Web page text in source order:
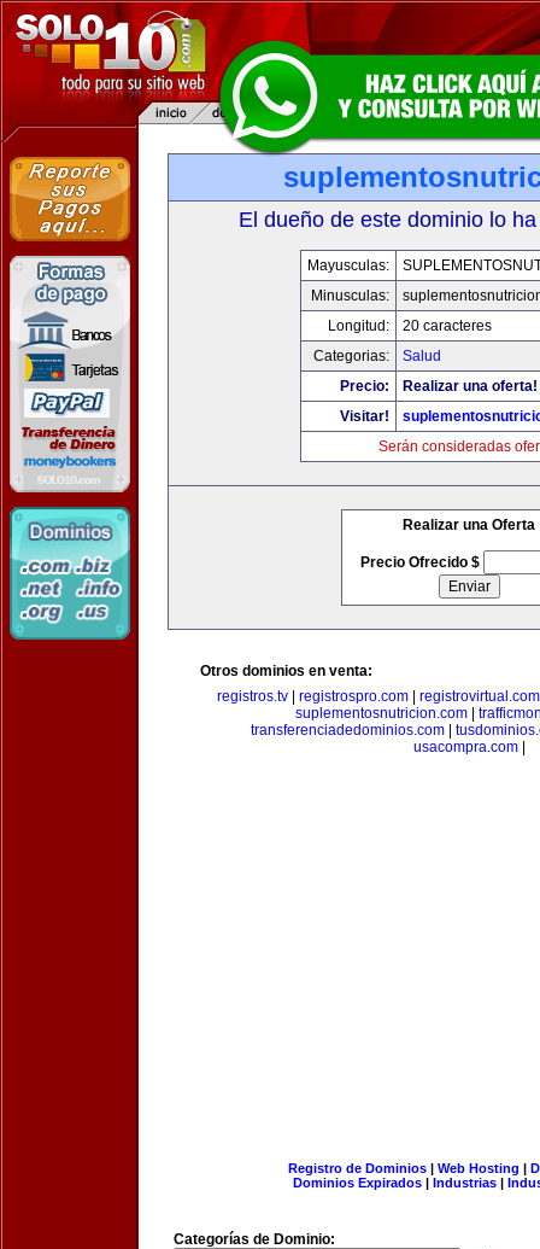
El dueño de este dominio lo
Mayusculas:
Minusculas:
Longitud:
20 caracteres
Categorias:
Salud
Precio:
Realizar una oferta!
Visitar!
Serán consideradas
Realizar una Oferta
Precio Ofrecido $
Otros dominios en venta:
registros.tv
registrospro.com
registrovirtual.com
suplementosnutricion.com|
transferenciadedominios.com|
usacompra.com|
Registro de Dominios| Web Hosting |
Dominios Expirados | Industrias |
Categorías de Dominio: